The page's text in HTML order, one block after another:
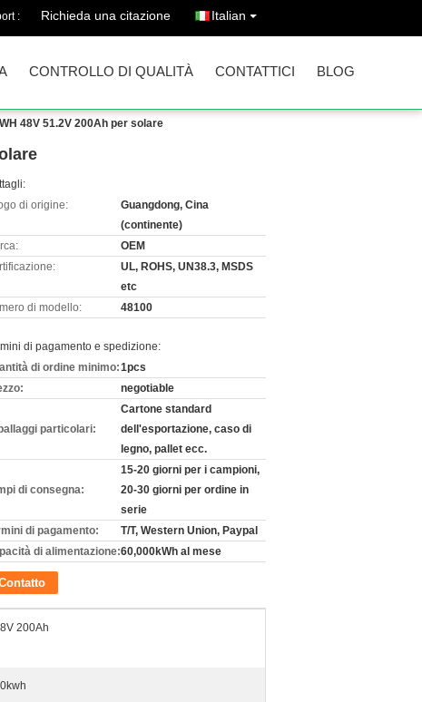
: Richieda una citazione Italian
CONTROLLO DI QUALITÀ CONTATTICI BLOG
48V 51.2V 200Ah per solare
di origine:
Guangdong, Cina
(continente)
OEM
UL, ROHS, UN38.3, MSDS
etc
di modello:
48100
di pagamento e spedizione:
di ordine minimo:1pcs
negotiable
particolari:
Cartone standard
dell'esportazione, caso di
legno, pallet ecc.
di consegna:
15-20 giorni per i campioni,
20-30 giorni per ordine in
serie
di pagamento:
T/T, Western Union, Paypal
di alimentazione:60,000kWh al mese
200Ah